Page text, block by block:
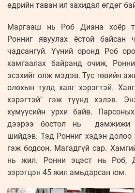
өдрийн таван ил захидал өгдөг
Маргааш нь Роб Диана хоёр
Ронниг явуулах ёстой
чадсангүй. Үүний оронд Роб
хамгаалах байранд очиж,
эсэхийг олж мэдэв. Тус төвийн
олохын тулд хаяг хэрэгтэй.
хэрэгтэй" гэж түүнд хэлэв.
хүмүүсийн урхи байв.
дээрээ бостол нь дэмжижи
шийдэв. Тэд Ронниг хэдэн долоо
гэж бодсон. Магадгүй сар.
нь жил. Ронни эцэст нь Роб,
зэрэгцэн 45 жил амьдарсан юм.